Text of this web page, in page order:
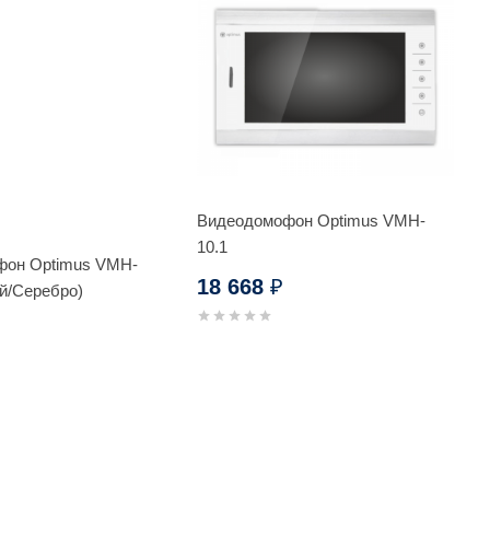
Optimus VMH-
Серебро)
Видеодомофон Optimus VMH-
10.1
18 668₽